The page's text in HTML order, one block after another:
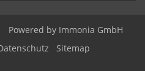
Powered by Immonia GmbH
Sitemap